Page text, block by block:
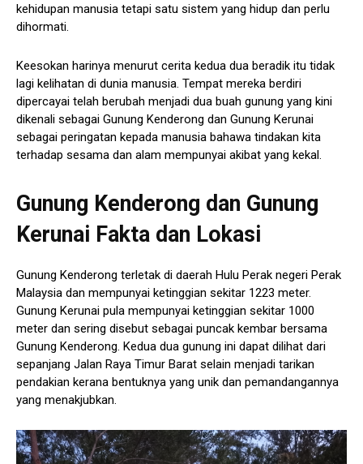
kehidupan manusia tetapi satu sistem yang hidup dan perlu
dihormati.
Keesokan harinya menurut cerita kedua dua beradik itu tidak
lagi kelihatan di dunia manusia. Tempat mereka berdiri
dipercayai telah berubah menjadi dua buah gunung yang kini
dikenali sebagai Gunung Kenderong dan Gunung Kerunai
sebagai peringatan kepada manusia bahawa tindakan kita
terhadap sesama dan alam mempunyai akibat yang kekal.
Gunung Kenderong dan Gunung
Kerunai Fakta dan Lokasi
Gunung Kenderong terletak di daerah Hulu Perak negeri Perak
Malaysia dan mempunyai ketinggian sekitar 1223 meter.
Gunung Kerunai pula mempunyai ketinggian sekitar 1000
meter dan sering disebut sebagai puncak kembar bersama
Gunung Kenderong. Kedua dua gunung ini dapat dilihat dari
sepanjang Jalan Raya Timur Barat selain menjadi tarikan
pendakian kerana bentuknya yang unik dan pemandangannya
yang menakjubkan.